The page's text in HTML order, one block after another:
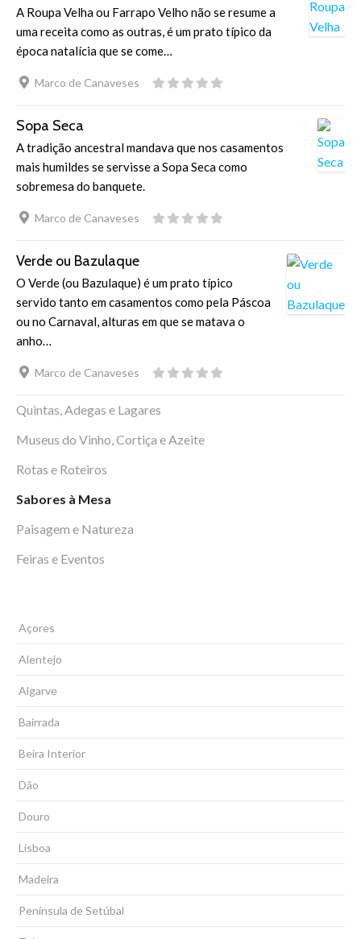
A Roupa Velha ou Farrapo Velho não se resume a
uma receita como as outras, é um prato típico da
época natalícia que se come…
Marco de Canaveses
Sopa Seca
A tradição ancestral mandava que nos casamentos
mais humildes se servisse a Sopa Seca como
sobremesa do banquete.
Marco de Canaveses
Verde ou Bazulaque
O Verde (ou Bazulaque) é um prato típico
servido tanto em casamentos como pela Páscoa
ou no Carnaval, alturas em que se matava o
anho…
Marco de Canaveses
Quintas, Adegas e Lagares
Museus do Vinho, Cortiça e Azeite
Rotas e Roteiros
Sabores à Mesa
Paisagem e Natureza
Feiras e Eventos
Açores
Alentejo
Algarve
Bairrada
Beira Interior
Dão
Douro
Lisboa
Madeira
Península de Setúbal